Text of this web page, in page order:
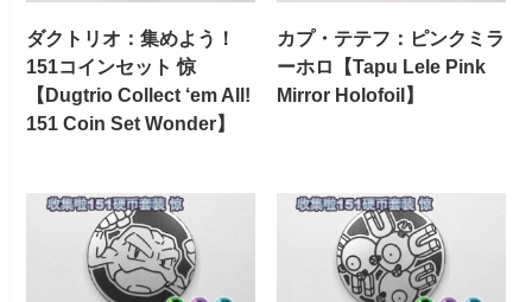
ダクトリオ：集めよう！
151コインセット 惊
【Dugtrio Collect ‘em All!
151 Coin Set Wonder】
カプ・テテフ：ピンクミラ
ーホロ【Tapu Lele Pink
Mirror Holofoil】